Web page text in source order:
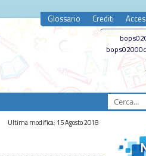
Crediti
Glossario
Ultima modifica: 15 Agosto 2018